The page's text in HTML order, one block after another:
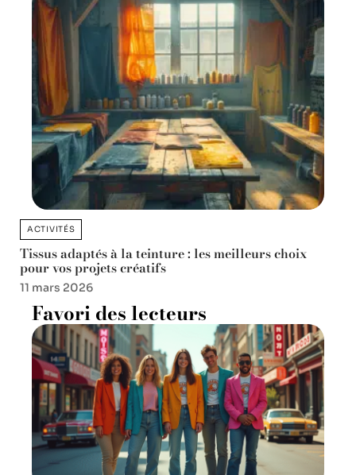
ACTIVITÉS
Tissus adaptés à la teinture : les meilleurs choix
pour vos projets créatifs
11 mars 2026
Favori des lecteurs